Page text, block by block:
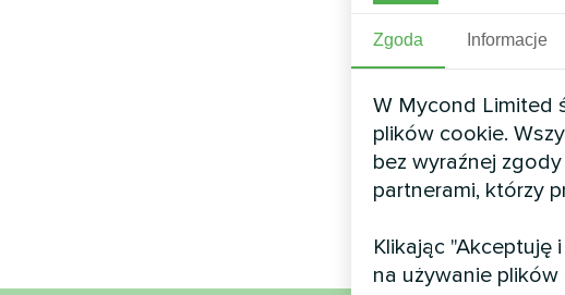
Zgoda Informacje
W Mycond Limited
plików cookie.
bez wyraźnej
partnerami, którzy
Klikając
na używanie